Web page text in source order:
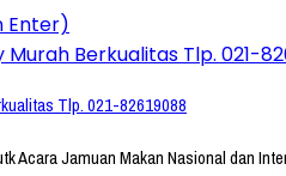
Enter)
Tlp. 021-82619088
Acara Jamuan Makan Nasional dan